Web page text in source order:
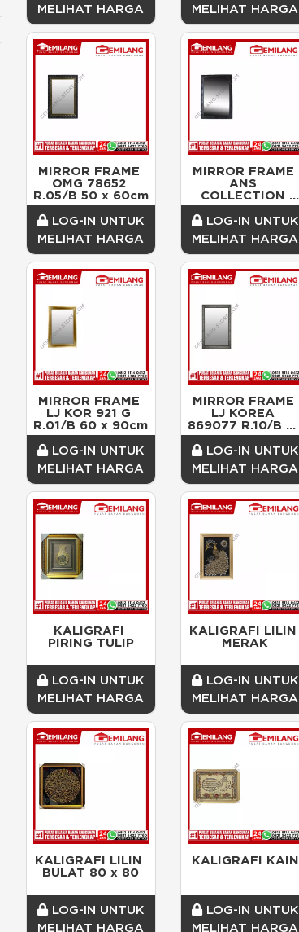
MELIHAT HARGA
MELIHAT HARGA
MIRROR FRAME
OMG 78652
R.05/B 50 x 60cm
LOG-IN UNTUK
MELIHAT HARGA
MIRROR FRAME
ANS
COLLECTION
1708-90 60 X
90cm
LOG-IN UNTUK
MELIHAT HARGA
MIRROR FRAME
LJ KOR 921 G
R.01/B 60 x 90cm
LOG-IN UNTUK
MELIHAT HARGA
MIRROR FRAME
LJ KOREA
869077 R.10/B 85
x 160cm
LOG-IN UNTUK
MELIHAT HARGA
KALIGRAFI
PIRING TULIP
LOG-IN UNTUK
MELIHAT HARGA
KALIGRAFI LILIN
MERAK
LOG-IN UNTUK
MELIHAT HARGA
KALIGRAFI LILIN
BULAT 80 x 80
LOG-IN UNTUK
MELIHAT HARGA
KALIGRAFI KAIN
LOG-IN UNTUK
MELIHAT HARGA